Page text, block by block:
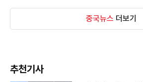
중국뉴스 더보기
추천기사